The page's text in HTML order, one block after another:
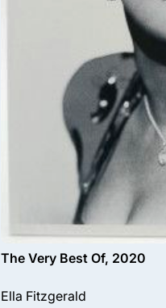
The Very Best Of, 2020
Ella Fitzgerald